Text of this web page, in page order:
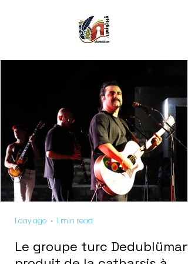
Le groupe turc Dedublüman
1 day ago 1 min read